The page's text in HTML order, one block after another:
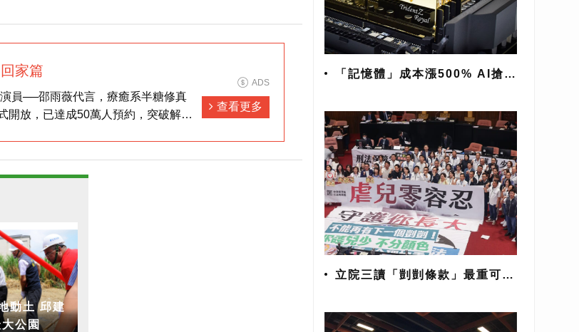
家篇
員──邵雨薇代言，療癒系半糖修真
開放，已達成50萬人預約，突破解鎖
ADS
查看更多
土 邱建
公園
「記憶體」成本漲500% AI搶光
立院三讀「剴剴條款」最重可判